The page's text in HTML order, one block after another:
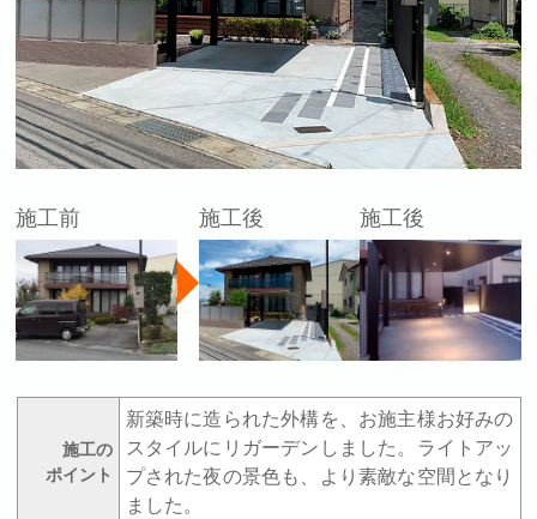
施工前 施工後 施工後
施工の
ポイント
新築時に造られた外構を、お施主様お好みの
スタイルにリガーデンしました。ライトアッ
プされた夜の景色も、より素敵な空間となり
ました。